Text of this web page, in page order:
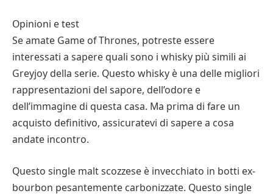
Opinioni e test
Se amate Game of Thrones, potreste essere
interessati a sapere quali sono i whisky più simili ai
Greyjoy della serie. Questo whisky è una delle migliori
rappresentazioni del sapore, dell’odore e
dell’immagine di questa casa. Ma prima di fare un
acquisto definitivo, assicuratevi di sapere a cosa
andate incontro.
Questo single malt scozzese è invecchiato in botti ex-
bourbon pesantemente carbonizzate. Questo single